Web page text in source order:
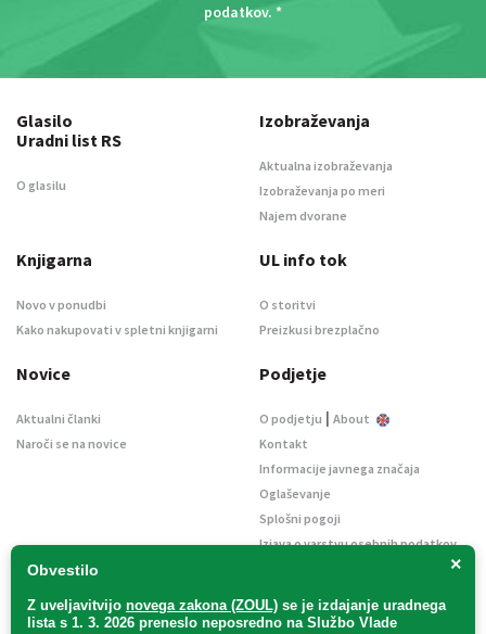
podatkov. *
×
Obvestilo
Z uveljavitvijo novega zakona (ZOUL) se je izdajanje uradnega
lista s 1. 3. 2026 preneslo neposredno na Službo Vlade
Glasilo
Uradni list RS
O glasilu
Izobraževanja
Aktualna izobraževanja
Izobraževanja po meri
Najem dvorane
Knjigarna
Novo v ponudbi
Kako nakupovati v spletni knjigarni
UL info tok
O storitvi
Preizkusi brezplačno
Novice
Aktualni članki
Naroči se na novice
Podjetje
O podjetju | About
Kontakt
Informacije javnega značaja
Oglaševanje
Splošni pogoji
Izjava o varstvu osebnih podatkov